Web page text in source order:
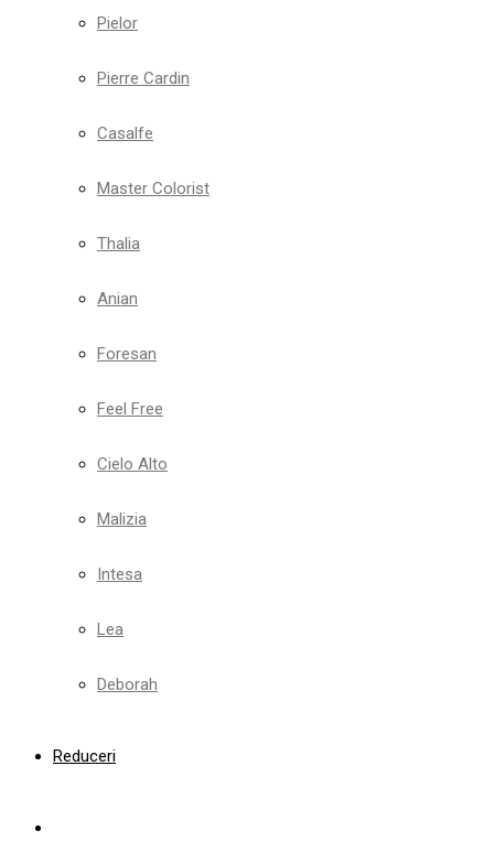
Pielor
Pierre Cardin
Casalfe
Master Colorist
Thalia
Anian
Foresan
Feel Free
Cielo Alto
Malizia
Intesa
Lea
Deborah
Reduceri